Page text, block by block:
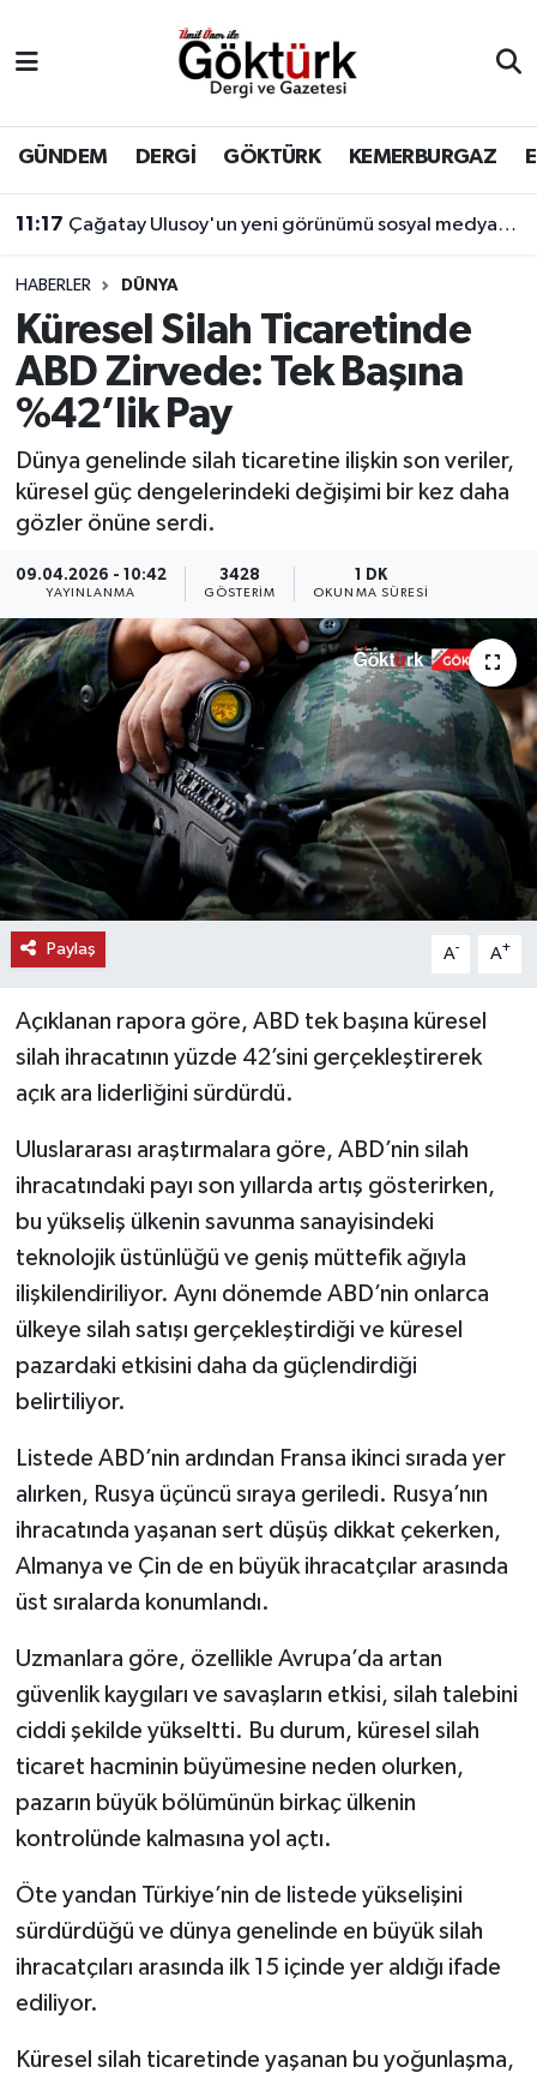
GÜNDEM DERGİ GÖKTÜRK KEMERBURGAZ
11:17 Çağatay Ulusoy'un yeni görünümü sosyal medyada gündem yarattı
HABERLER DÜNYA
Küresel Silah Ticaretinde
ABD Zirvede: Tek Başına
%42’lik Pay
Dünya genelinde silah ticaretine ilişkin son veriler,
küresel güç dengelerindeki değişimi bir kez daha
gözler önüne serdi.
09.04.2026 - 10:42
YAYINLANMA
3428
GÖSTERIM
1 DK
OKUNMA SÜRESI
Paylaş A- A+
Açıklanan rapora göre, ABD tek başına küresel
silah ihracatının yüzde 42’sini gerçekleştirerek
açık ara liderliğini sürdürdü.
Uluslararası araştırmalara göre, ABD’nin silah
ihracatındaki payı son yıllarda artış gösterirken,
bu yükseliş ülkenin savunma sanayisindeki
teknolojik üstünlüğü ve geniş müttefik ağıyla
ilişkilendiriliyor. Aynı dönemde ABD’nin onlarca
ülkeye silah satışı gerçekleştirdiği ve küresel
pazardaki etkisini daha da güçlendirdiği
belirtiliyor.
Listede ABD’nin ardından Fransa ikinci sırada yer
alırken, Rusya üçüncü sıraya geriledi. Rusya’nın
ihracatında yaşanan sert düşüş dikkat çekerken,
Almanya ve Çin de en büyük ihracatçılar arasında
üst sıralarda konumlandı.
Uzmanlara göre, özellikle Avrupa’da artan
güvenlik kaygıları ve savaşların etkisi, silah talebini
ciddi şekilde yükseltti. Bu durum, küresel silah
ticaret hacminin büyümesine neden olurken,
pazarın büyük bölümünün birkaç ülkenin
kontrolünde kalmasına yol açtı.
Öte yandan Türkiye’nin de listede yükselişini
sürdürdüğü ve dünya genelinde en büyük silah
ihracatçıları arasında ilk 15 içinde yer aldığı ifade
ediliyor.
Küresel silah ticaretinde yaşanan bu yoğunlaşma,
BİLİM
DERGİ
DÜNYA
EĞİTİM
EKONOMİ
GÖKTÜRK
GÜNDEM
KEMERBURGAZ
KÜLTÜR - SANAT
MAGAZİN
ÖZEL HABER
SAĞLIK
SPOR
TEKNOLOJİ
YAŞAM
Eyüpsultan Hava Durumu
Eyüpsultan Trafik Yoğunluk Haritası
Süper Lig Puan Durumu ve Fikstür
Tüm Manşetler
Son Dakika Haberleri
Haber Arşivi